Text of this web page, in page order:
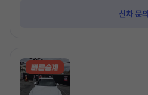
신차 문의